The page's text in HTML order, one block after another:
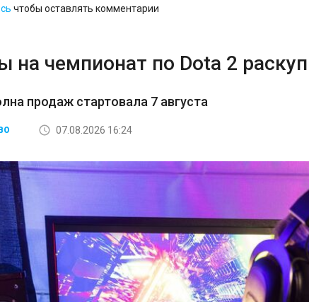
чтобы оставлять комментарии
на чемпионат по Dota 2
продаж стартовала 7 августа
07.08.2026 16:24